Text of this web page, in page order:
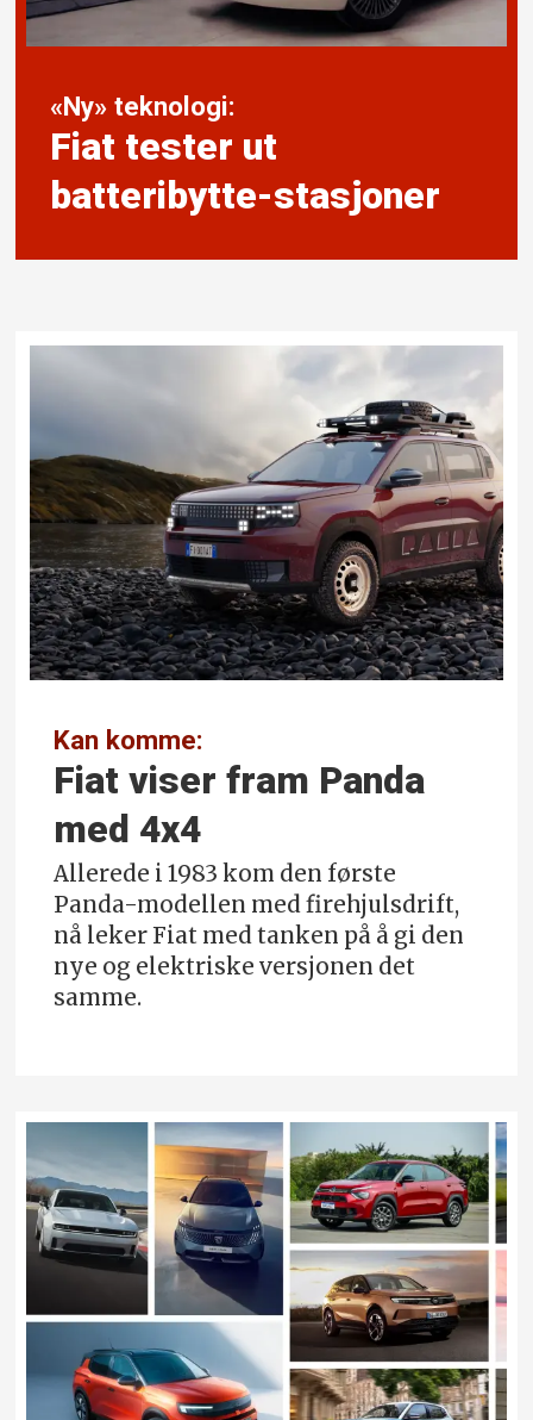
«Ny» teknologi:
Fiat tester ut
batteribytte-stasjoner
Kan komme:
Fiat viser fram Panda
med 4x4
Allerede i 1983 kom den første
Panda-modellen med firehjulsdrift,
nå leker Fiat med tanken på å gi den
nye og elektriske versjonen det
samme.